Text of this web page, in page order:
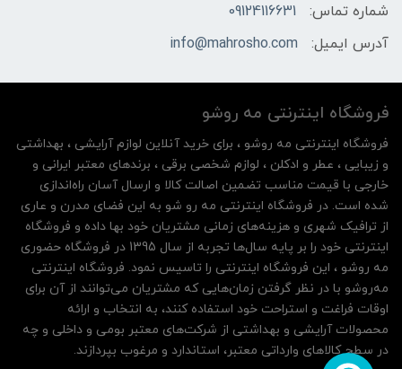
شماره تماس:
09124116631
آدرس ایمیل:
info@mahrosho.com
فروشگاه اینترنتی مه‌ رو‌شو
فروشگاه اینترنتی مه‌ رو‌شو ، برای خرید آنلاین لوازم آرایشی ، بهداشتی
و زیبایی ، عطر و ادکلن ، لوازم شخصی برقی ، برندهای معتبر ایرانی و
خارجی با قیمت مناسب تضمین اصالت کالا و ارسال آسان راه‌اندازی
شده است. در فروشگاه اینترنتی مه رو شو به این فضای مدرن و عاری
از ترافیک شهری و هزینه‌های زمانی مشتریان خود بها داده و فروشگاه
اینترنتی خود را بر پایه سال‌ها تجربه از سال 1395 در فروشگاه حضوری
مه روشو ، این فروشگاه اینترنتی را تاسیس نمود. فروشگاه اینترنتی
مه‌رو‌شو با در نظر گرفتن زمان‌هایی که مشتریان می‌توانند از آن‌ برای
اوقات فراغت و استراحت خود استفاده کنند، به انتخاب و ارائه
محصولات آرایشی و بهداشتی از شرکت‌های معتبر بومی و داخلی و چه
در سطح کالاهای وارداتی معتبر، استاندارد و مرغوب بپردازند.